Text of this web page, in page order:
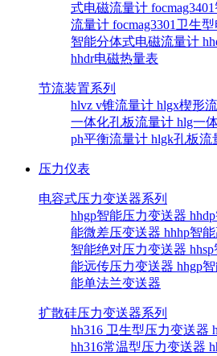
式电磁流量计
流量计 focmag3301卫生
智能分体式电磁流量计
hhdr电磁热量表
节流装置系列
hlvz v锥流量计 hlgx楔形
一体化孔板流量计 hlg一
ph平衡流量计 hlgk孔板流
压力仪表
电容式压力变送器系列
hhgp智能压力变送器
能微差压变送器 hhhp智
智能绝对压力变送器
能远传压力变送器 hhgp
能单法兰变送器
扩散硅压力变送器系列
hh316 卫生型压力变送器
hh316常温型压力变送器